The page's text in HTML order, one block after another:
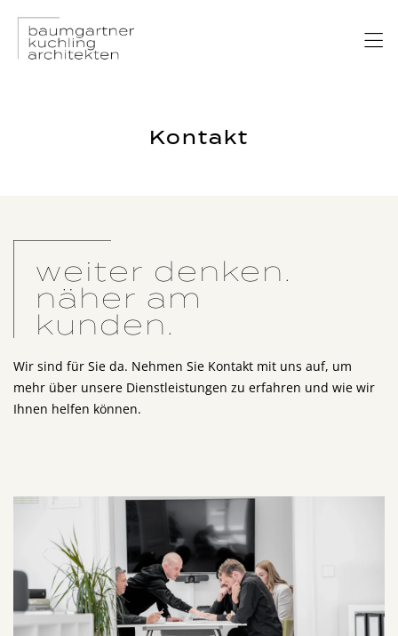
Kontakt
weiter denken.
näher am
kunden.
Wir sind für Sie da. Nehmen Sie Kontakt mit uns auf, um
mehr über unsere Dienstleistungen zu erfahren und wie wir
Ihnen helfen können.